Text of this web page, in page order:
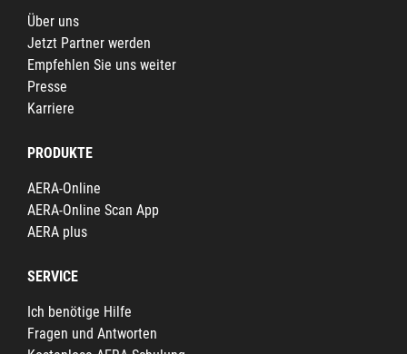
Über uns
Jetzt Partner werden
Empfehlen Sie uns weiter
Presse
Karriere
PRODUKTE
AERA-Online
AERA-Online Scan App
AERA plus
SERVICE
Ich benötige Hilfe
Fragen und Antworten